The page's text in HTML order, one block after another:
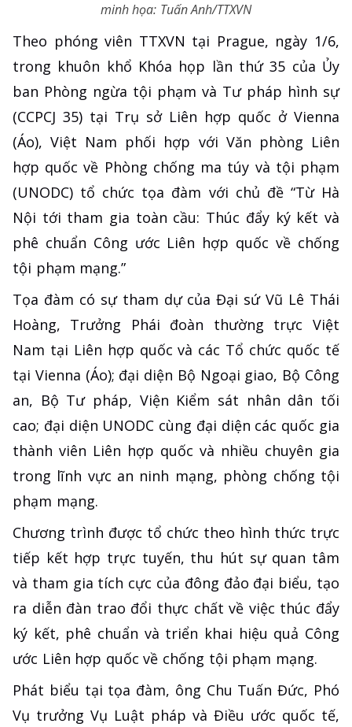
minh họa: Tuấn Anh/TTXVN
Theo phóng viên TTXVN tại Prague, ngày 1/6,
trong khuôn khổ Khóa họp lần thứ 35 của Ủy
ban Phòng ngừa tội phạm và Tư pháp hình sự
(CCPCJ 35) tại Trụ sở Liên hợp quốc ở Vienna
(Áo), Việt Nam phối hợp với Văn phòng Liên
hợp quốc về Phòng chống ma túy và tội phạm
(UNODC) tổ chức tọa đàm với chủ đề “Từ Hà
Nội tới tham gia toàn cầu: Thúc đẩy ký kết và
phê chuẩn Công ước Liên hợp quốc về chống
tội phạm mạng.”
Tọa đàm có sự tham dự của Đại sứ Vũ Lê Thái
Hoàng, Trưởng Phái đoàn thường trực Việt
Nam tại Liên hợp quốc và các Tổ chức quốc tế
tại Vienna (Áo); đại diện Bộ Ngoại giao, Bộ Công
an, Bộ Tư pháp, Viện Kiểm sát nhân dân tối
cao; đại diện UNODC cùng đại diện các quốc gia
thành viên Liên hợp quốc và nhiều chuyên gia
trong lĩnh vực an ninh mạng, phòng chống tội
phạm mạng.
Chương trình được tổ chức theo hình thức trực
tiếp kết hợp trực tuyến, thu hút sự quan tâm
và tham gia tích cực của đông đảo đại biểu, tạo
ra diễn đàn trao đổi thực chất về việc thúc đẩy
ký kết, phê chuẩn và triển khai hiệu quả Công
ước Liên hợp quốc về chống tội phạm mạng.
Phát biểu tại tọa đàm, ông Chu Tuấn Đức, Phó
Vụ trưởng Vụ Luật pháp và Điều ước quốc tế,